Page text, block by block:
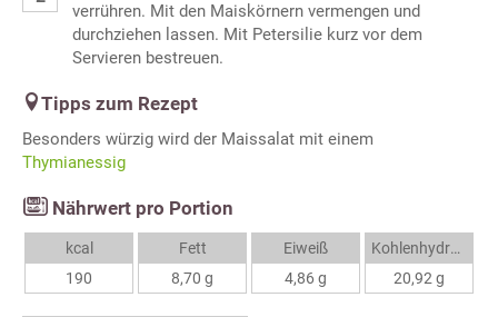
verrühren. Mit den Maiskörnern vermengen und
durchziehen lassen. Mit Petersilie kurz vor dem
Servieren bestreuen.
Tipps zum Rezept
Besonders würzig wird der Maissalat mit einem
Thymianessig
Nährwert pro Portion
kcal
190
Fett
8,70 g
Eiweiß
4,86 g
Kohlenhydrate
20,92 g